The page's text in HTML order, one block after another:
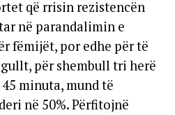
që rrisin rezistencën
në parandalimin e
fëmijët, por edhe për të
për shembull tri herë
minuta, mund të
në 50%. Përfitojnë